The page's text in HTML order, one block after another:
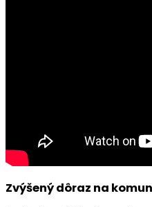
Zvýšený dôraz na